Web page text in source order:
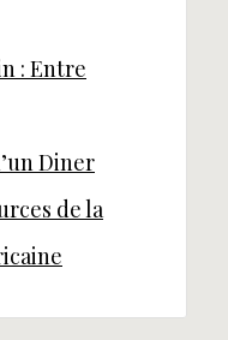
: Entre
Diner
de la